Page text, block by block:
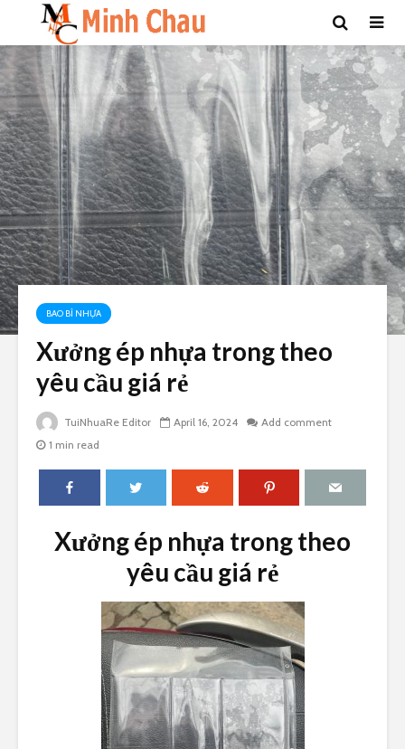
BAO BÌ NHỰA
Xưởng ép nhựa trong theo
yêu cầu giá rẻ
TuiNhuaRe Editor April 16, 2024
Add comment
1 min read
Xưởng ép nhựa trong theo
yêu cầu giá rẻ